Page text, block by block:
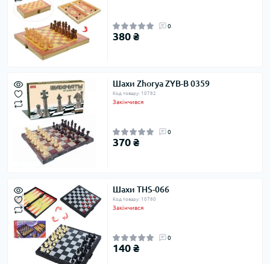
0
380 ₴
Шахи Zhorya ZYB-B 0359
Код товару: 10782
Закінчився
0
370 ₴
Шахи THS-066
Код товару: 10780
Закінчився
0
140 ₴